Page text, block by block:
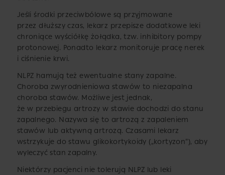
Jeśli środki przeciwbólowe są przyjmowane
przez dłuższy czas, lekarz przepisze dodatkowe leki
chroniące wyściółkę żołądka, tzw. inhibitory pompy
protonowej. Ponadto lekarz monitoruje pracę nerek
i ciśnienie krwi.
NLPZ hamują też ewentualne stany zapalne.
Choroba zwyrodnieniowa stawów to niezapalna
choroba stawów. Możliwe jest jednak,
że w przebiegu artrozy w stawie dochodzi do stanu
zapalnego. Nazywa się to artrozą z zapaleniem
stawów lub aktywną artrozą. Czasami lekarz
wstrzykuje do stawu glikokortykoidy („kortyzon”), aby
wyleczyć stan zapalny.
Niektórzy pacjenci nie tolerują NLPZ lub leki